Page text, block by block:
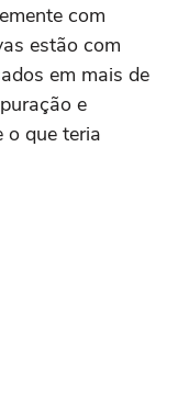
com
estão com
em mais de
e
o que teria